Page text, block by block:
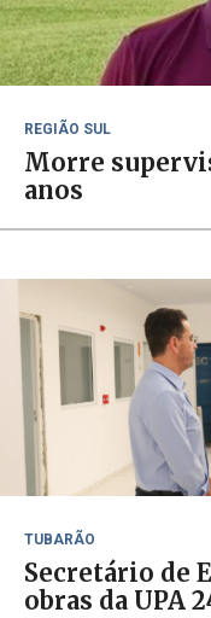
REGIÃO SUL
Morre
anos
TUBARÃO
Secretário de
obras da UPA